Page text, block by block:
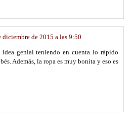
diciembre de 2015 a las 9:50
idea genial teniendo en cuenta lo rápido
Además, la ropa es muy bonita y eso es